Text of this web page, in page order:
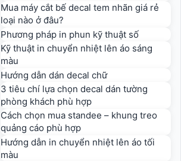
Mua máy cắt bế decal tem nhãn giá rẻ
loại nào ở đâu?
Phương pháp in phun kỹ thuật số
Kỹ thuật in chuyển nhiệt lên áo sáng
màu
Hướng dẫn dán decal chữ
3 tiêu chí lựa chọn decal dán tường
phòng khách phù hợp
Cách chọn mua standee – khung treo
quảng cáo phù hợp
Hướng dẫn in chuyển nhiệt lên áo tối
màu